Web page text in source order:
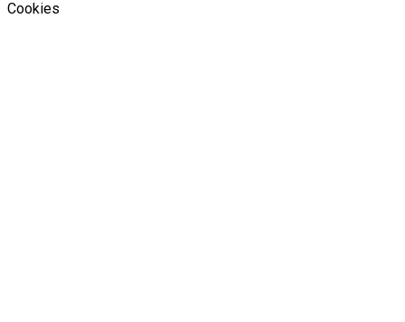
Cookies